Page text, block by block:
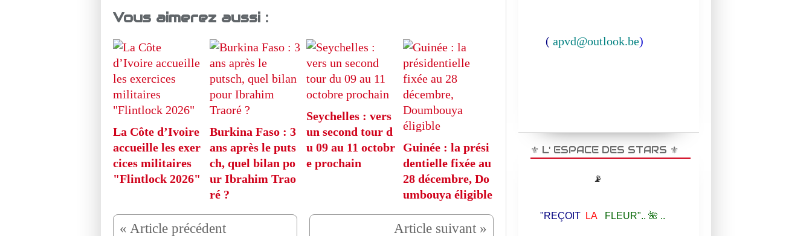
Vous aimerez aussi :
La Côte d’Ivoire
accueille les exer
cices militaires
"Flintlock 2026"
Burkina Faso : 3
ans après le puts
ch, quel bilan po
ur Ibrahim Trao
ré ?
Seychelles : vers
un second tour d
u 09 au 11 octobr
e prochain
Guinée : la prési
dentielle fixée au
28 décembre, Do
umbouya éligible
( apvd@outlook.be)
⚜️ L' ESPACE DES STARS ⚜️
📡
"REÇOIT LA FLEUR".. 🌺 ..